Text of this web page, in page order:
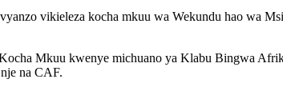
vikieleza kocha mkuu wa Wekundu hao wa
Mkuu kwenye michuano ya Klabu Bingwa
na CAF.